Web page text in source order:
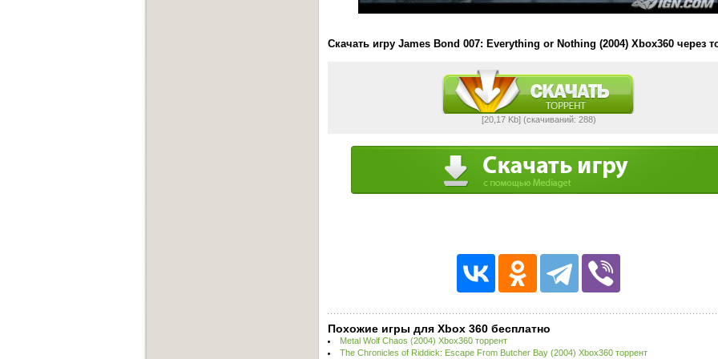
Скачать игру James Bond 007: Everything or Nothing (2004) Xbox360 через
[20,17 Kb] (cкачиваний: 288)
Похожие игры для Xbox 360 бесплатно
Metal Wolf Chaos (2004) Xbox360 торрент
The Chronicles of Riddick: Escape From Butcher Bay (2004) Xbox360 торрент